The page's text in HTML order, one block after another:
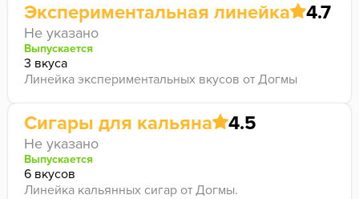
Экспериментальная линейка 4.7
Не указано
Выпускается
3 вкуса
Линейка экспериментальных вкусов от Догмы
Сигары для кальяна 4.5
Не указано
Выпускается
6 вкусов
Линейка кальянных сигар от Догмы.